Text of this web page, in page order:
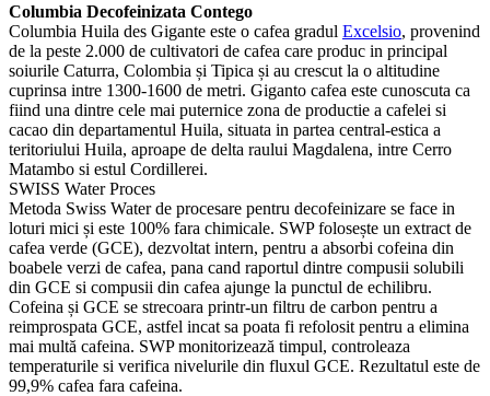
Columbia Decofeinizata Contego
Columbia Huila des Gigante este o cafea gradul Excelsio, provenind
de la peste 2.000 de cultivatori de cafea care produc in principal
soiurile Caturra, Colombia și Tipica și au crescut la o altitudine
cuprinsa intre 1300-1600 de metri. Giganto cafea este cunoscuta ca
fiind una dintre cele mai puternice zona de productie a cafelei si
cacao din departamentul Huila, situata in partea central-estica a
teritoriului Huila, aproape de delta raului Magdalena, intre Cerro
Matambo si estul Cordillerei.
SWISS Water Proces
Metoda Swiss Water de procesare pentru decofeinizare se face in
loturi mici și este 100% fara chimicale. SWP folosește un extract de
cafea verde (GCE), dezvoltat intern, pentru a absorbi cofeina din
boabele verzi de cafea, pana cand raportul dintre compusii solubili
din GCE si compusii din cafea ajunge la punctul de echilibru.
Cofeina și GCE se strecoara printr-un filtru de carbon pentru a
reimprospata GCE, astfel incat sa poata fi refolosit pentru a elimina
mai multă cafeina. SWP monitorizează timpul, controleaza
temperaturile si verifica nivelurile din fluxul GCE. Rezultatul este de
99,9% cafea fara cafeina.